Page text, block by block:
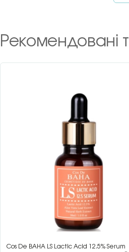
Рекомендовані
Cos De BAHA LS Lactic Acid 12.5% Serum